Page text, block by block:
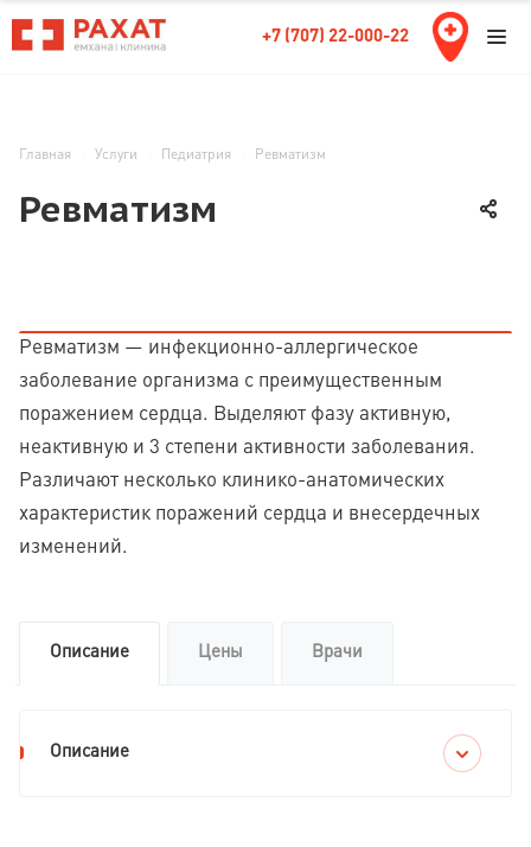
+7 (707) 22-000-22
Главная Услуги Педиатрия Ревматизм
Ревматизм
Ревматизм — инфекционно-аллергическое
заболевание организма с преимущественным
поражением сердца. Выделяют фазу активную,
неактивную и 3 степени активности заболевания.
Различают несколько клинико-анатомических
характеристик поражений сердца и внесердечных
изменений.
Описание Цены Врачи
Описание